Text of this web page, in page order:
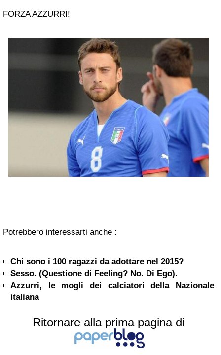
FORZA AZZURRI!
Potrebbero interessarti anche :
Chi sono i 100 ragazzi da adottare nel 2015?
Sesso. (Questione di Feeling? No. Di Ego).
Azzurri, le mogli dei calciatori della Nazionale
italiana
Ritornare alla prima pagina di